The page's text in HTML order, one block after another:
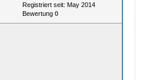
Registriert seit: May 2014
Bewertung 0